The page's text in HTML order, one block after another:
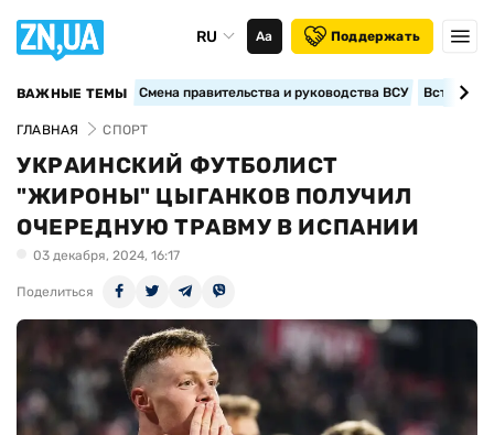
RU Аа Поддержать
ВАЖНЫЕ ТЕМЫ Смена правительства и руководства ВСУ
ГЛАВНАЯ СПОРТ
УКРАИНСКИЙ ФУТБОЛИСТ
"ЖИРОНЫ" ЦЫГАНКОВ ПОЛУЧИЛ
ОЧЕРЕДНУЮ ТРАВМУ В ИСПАНИИ
03 декабря, 2024, 16:17
Поделиться